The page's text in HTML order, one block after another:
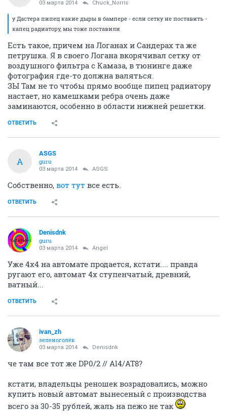
03 марта 2014 Chuck_Norris
у Дастера пипец какие дыры в бампере - если сетку не поставить -
капец радиатору, мы тоже поставили
Есть такое, причем на Логанах и Сандерах та же
петрушка. Я в своего Логана вкорячивал сетку от
воздушного фильтра с Камаза, в тюнинге даже
фотография где-то должна валяться.
ЗЫ Там не то чтобы прямо вообще пипец радиатору
настает, но камешками ребра очень даже
заминаются, особенно в области нижней решетки.
ОТВЕТИТЬ
A
ASGS
guru
03 марта 2014 ASGS
Собственно, вот тут все есть.
ОТВЕТИТЬ
Denisdnk
guru
03 марта 2014 Angel
Уже 4х4 на автомате продается, кстати.... правда
ругают его, автомат 4х ступенчатый, древний,
ватный...
ОТВЕТИТЬ
ivan_zh
зеленоголек
03 марта 2014 Denisdnk
че там все тот же DP0/2 // Al4/AT8?
кстати, владельцы реношек возрадовались, можно
купить новый автомат вынесеный с производства
всего за 30-35 рублей, жаль на пежо не так